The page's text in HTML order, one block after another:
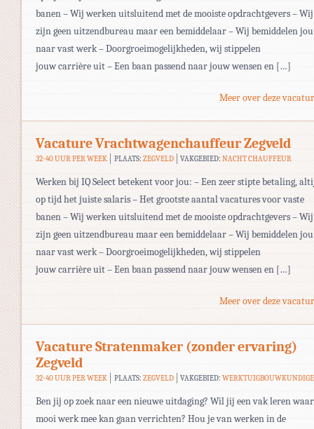
banen – Wij werken uitsluitend met de mooiste opdrachtgevers – Wij
zijn geen uitzendbureau maar een bemiddelaar – Wij bemiddelen jou
naar vast werk – Doorgroeimogelijkheden, wij stippelen
jouw carrière uit – Een baan passend naar jouw wensen en […]
Meer over deze
Vacature Vrachtwagenchauffeur Zegveld
32-40 UUR PER WEEK PLAATS: ZEGVELD VAKGEBIED:NACHT CHAUFFEUR
Werken bij IQ Select betekent voor jou: – Een zeer stipte betaling,
op tijd het juiste salaris – Het grootste aantal vacatures voor vaste
banen – Wij werken uitsluitend met de mooiste opdrachtgevers – Wij
zijn geen uitzendbureau maar een bemiddelaar – Wij bemiddelen jou
naar vast werk – Doorgroeimogelijkheden, wij stippelen
jouw carrière uit – Een baan passend naar jouw wensen en […]
Meer over deze
Vacature Stratenmaker (zonder ervaring)
Zegveld
32-40 UUR PER WEEK PLAATS: ZEGVELD VAKGEBIED:WERKTUIGBOUWKUNDIGE
Ben jij op zoek naar een nieuwe uitdaging? Wil jij een vak leren
mooi werk mee kan gaan verrichten? Hou je van werken in de